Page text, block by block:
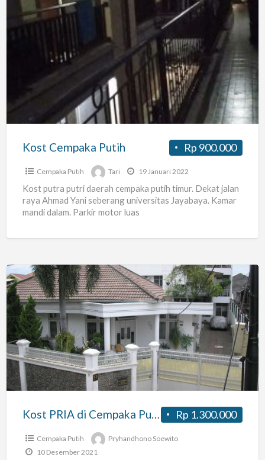
Kost
Rp 900.000
Kost Cempaka Putih
Cempaka Putih Tari 19 Januari 2022
Kost putra putri daerah cempaka putih timur. Dekat jalan
raya Ahmad Yani seberang universitas Jayabaya. Kamar
mandi dalam. Parkir motor luas
Kost
PRIA
di
Cempaka
Putih
Barat
–
Pusat
Rp 1.300.000
Kost PRIA di Cempaka Putih Barat – Jakarta Pusat
Cempaka Putih
Pryhandhono Soewito
10 Desember 2021